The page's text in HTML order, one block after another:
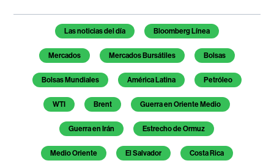
Temas de este artículo
Las noticias del día Bloomberg Línea
Mercados Mercados Bursátiles Bolsas
Bolsas Mundiales América Latina Petróleo
WTI Brent Guerra en Oriente Medio
Guerra en Irán Estrecho de Ormuz
Medio Oriente El Salvador Costa Rica